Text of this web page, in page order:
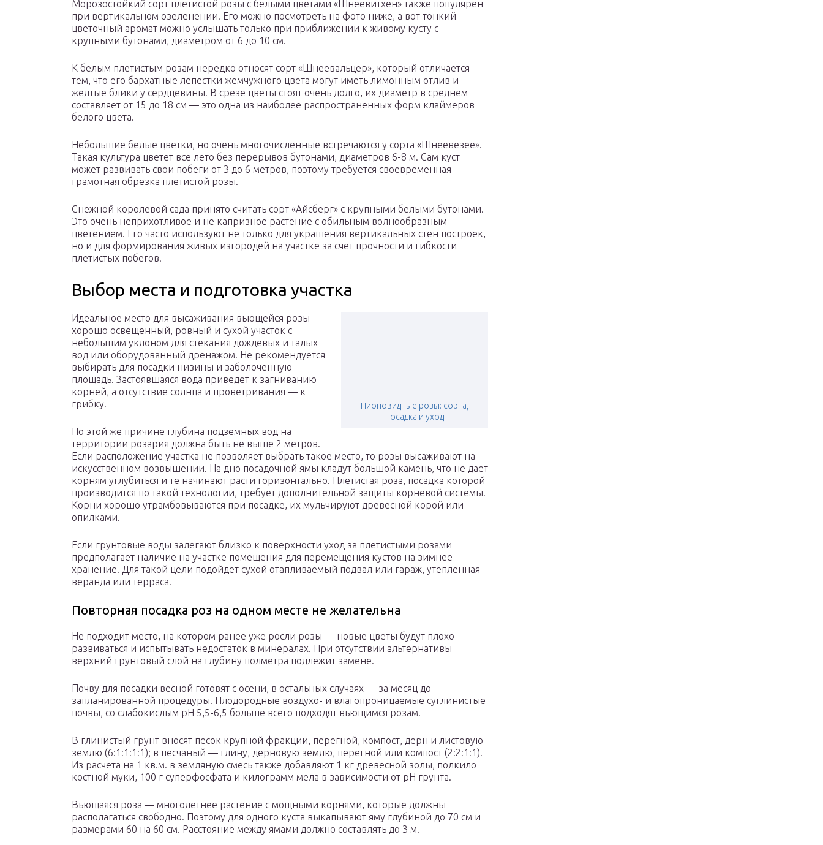
Морозостойкий сорт плетистой розы с белыми цветами «Шнеевитхен» также популярен
при вертикальном озеленении. Его можно посмотреть на фото ниже, а вот тонкий
цветочный аромат можно услышать только при приближении к живому кусту с
крупными бутонами, диаметром от 6 до 10 см.
К белым плетистым розам нередко относят сорт «Шнеевальцер», который отличается
тем, что его бархатные лепестки жемчужного цвета могут иметь лимонным отлив и
желтые блики у сердцевины. В срезе цветы стоят очень долго, их диаметр в среднем
составляет от 15 до 18 см — это одна из наиболее распространенных форм клаймеров
белого цвета.
Небольшие белые цветки, но очень многочисленные встречаются у сорта «Шнеевезее».
Такая культура цветет все лето без перерывов бутонами, диаметров 6-8 м. Сам куст
может развивать свои побеги от 3 до 6 метров, поэтому требуется своевременная
грамотная обрезка плетистой розы.
Снежной королевой сада принято считать сорт «Айсберг» с крупными белыми бутонами.
Это очень неприхотливое и не капризное растение с обильным волнообразным
цветением. Его часто используют не только для украшения вертикальных стен построек,
но и для формирования живых изгородей на участке за счет прочности и гибкости
плетистых побегов.
Выбор места и подготовка участка
Пионовидные розы: сорта,
посадка и уход
Идеальное место для высаживания вьющейся розы —
хорошо освещенный, ровный и сухой участок с
небольшим уклоном для стекания дождевых и талых
вод или оборудованный дренажом. Не рекомендуется
выбирать для посадки низины и заболоченную
площадь. Застоявшаяся вода приведет к загниванию
корней, а отсутствие солнца и проветривания — к
грибку.
По этой же причине глубина подземных вод на
территории розария должна быть не выше 2 метров.
Если расположение участка не позволяет выбрать такое место, то розы высаживают на
искусственном возвышении. На дно посадочной ямы кладут большой камень, что не дает
корням углубиться и те начинают расти горизонтально. Плетистая роза, посадка которой
производится по такой технологии, требует дополнительной защиты корневой системы.
Корни хорошо утрамбовываются при посадке, их мульчируют древесной корой или
опилками.
Если грунтовые воды залегают близко к поверхности уход за плетистыми розами
предполагает наличие на участке помещения для перемещения кустов на зимнее
хранение. Для такой цели подойдет сухой отапливаемый подвал или гараж, утепленная
веранда или терраса.
Повторная посадка роз на одном месте не желательна
Не подходит место, на котором ранее уже росли розы — новые цветы будут плохо
развиваться и испытывать недостаток в минералах. При отсутствии альтернативы
верхний грунтовый слой на глубину полметра подлежит замене.
Почву для посадки весной готовят с осени, в остальных случаях — за месяц до
запланированной процедуры. Плодородные воздухо- и влагопроницаемые суглинистые
почвы, со слабокислым рН 5,5-6,5 больше всего подходят вьющимся розам.
В глинистый грунт вносят песок крупной фракции, перегной, компост, дерн и листовую
землю (6:1:1:1:1); в песчаный — глину, дерновую землю, перегной или компост (2:2:1:1).
Из расчета на 1 кв.м. в земляную смесь также добавляют 1 кг древесной золы, полкило
костной муки, 100 г суперфосфата и килограмм мела в зависимости от рН грунта.
Вьющаяся роза — многолетнее растение с мощными корнями, которые должны
располагаться свободно. Поэтому для одного куста выкапывают яму глубиной до 70 см и
размерами 60 на 60 см. Расстояние между ямами должно составлять до 3 м.